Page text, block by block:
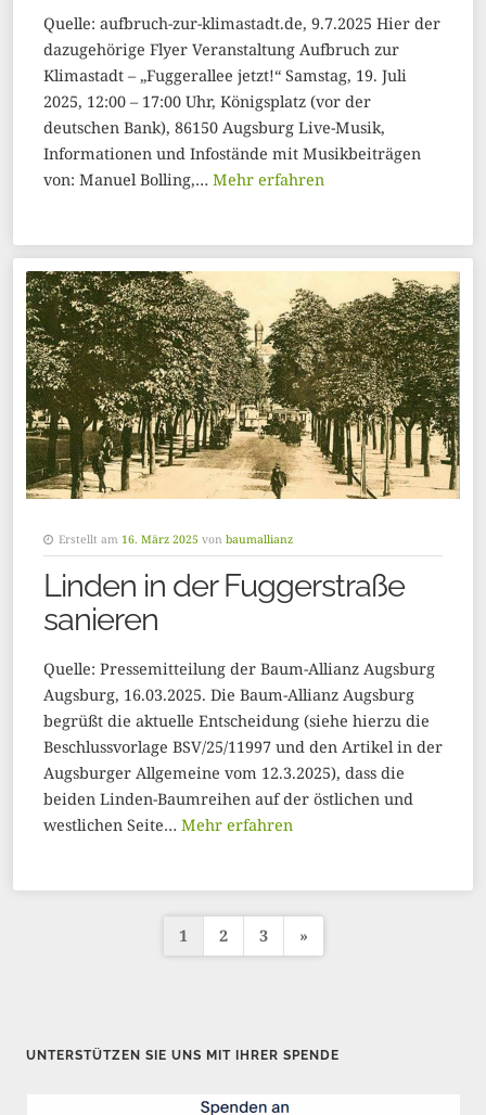
Quelle: aufbruch-zur-klimastadt.de, 9.7.2025 Hier der
dazugehörige Flyer Veranstaltung Aufbruch zur
Klimastadt – „Fuggerallee jetzt!“ Samstag, 19. Juli
2025, 12:00 – 17:00 Uhr, Königsplatz (vor der
deutschen Bank), 86150 Augsburg Live-Musik,
Informationen und Infostände mit Musikbeiträgen
von: Manuel Bolling,… Mehr erfahren
Erstellt am 16. März 2025 von baumallianz
Linden in der Fuggerstraße
sanieren
Quelle: Pressemitteilung der Baum-Allianz Augsburg
Augsburg, 16.03.2025. Die Baum-Allianz Augsburg
begrüßt die aktuelle Entscheidung (siehe hierzu die
Beschlussvorlage BSV/25/11997 und den Artikel in der
Augsburger Allgemeine vom 12.3.2025), dass die
beiden Linden-Baumreihen auf der östlichen und
westlichen Seite… Mehr erfahren
t
1 2 3 »
UNTERSTÜTZEN SIE UNS MIT IHRER SPENDE